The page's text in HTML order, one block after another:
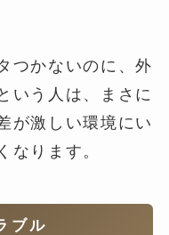
つかないのに、外
いう人は、まさに
が激しい環境にい
なります。
ブル